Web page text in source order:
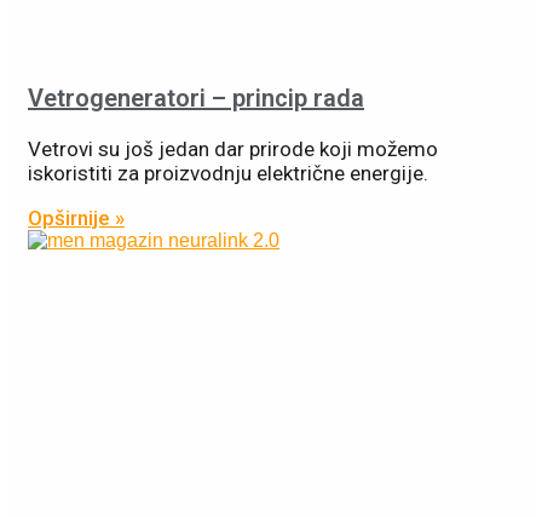
Vetrogeneratori – princip rada
Vetrovi su još jedan dar prirode koji možemo
iskoristiti za proizvodnju električne energije.
Opširnije »